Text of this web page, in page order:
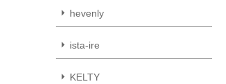
hevenly
ista-ire
KELTY